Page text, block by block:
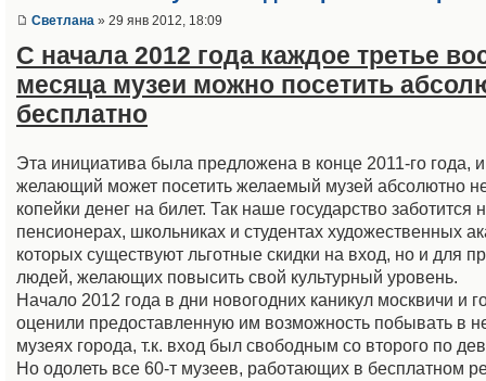
Светлана » 29 янв 2012, 18:09
С начала 2012 года каждое третье
месяца музеи можно посетить
бесплатно
Эта инициатива была предложена в конце 2011-го года,
желающий может посетить желаемый музей абсолютно
копейки денег на билет. Так наше государство заботится
пенсионерах, школьниках и студентах художественных
которых существуют льготные скидки на вход, но и для
людей, желающих повысить свой культурный уровень.
Начало 2012 года в дни новогодних каникул москвичи и
оценили предоставленную им возможность побывать в
музеях города, т.к. вход был свободным со второго по
Но одолеть все 60-т музеев, работающих в бесплатном